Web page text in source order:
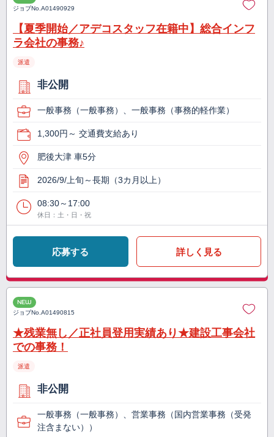
ジョブNo.A01490929
【夏季開始／アデコスタッフ在籍中】総合インフ
ラ会社の事務♪
派遣
非公開
一般事務（一般事務）、一般事務（事務的軽作業）
1,300円～ 交通費支給あり
肥後大津 車5分
2026/9/上旬～長期（3カ月以上）
08:30～17:00
休日：土・日・祝
応募する 詳しく見る
NEW
ジョブNo.A01490815
★残業無し／正社員登用実績あり★建設工事会社
での事務！
派遣
非公開
一般事務（一般事務）、営業事務（国内営業事務（受発
注含まない））